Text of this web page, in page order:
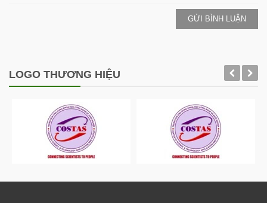
GỬI BÌNH LUẬN
LOGO THƯƠNG HIỆU